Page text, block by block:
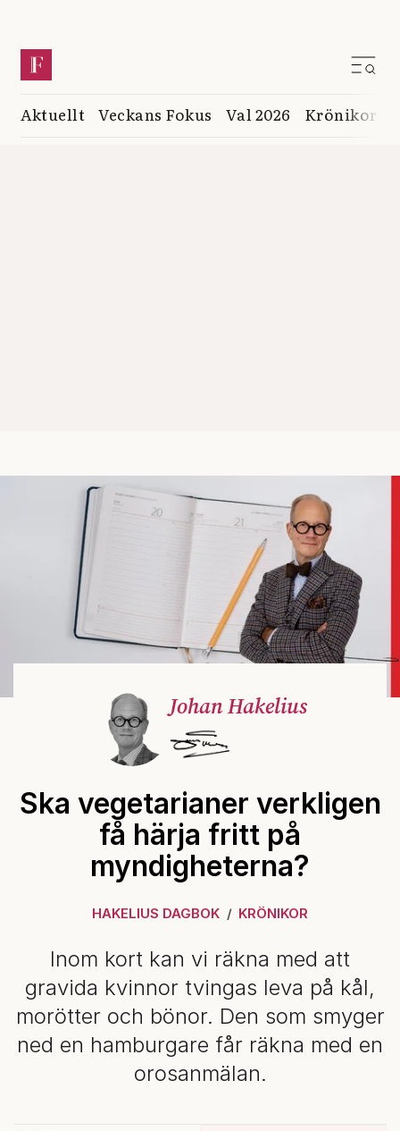
Aktuellt Veckans Fokus Val 2026 Krönikor
Johan Hakelius
Ska vegetarianer verkligen
få härja fritt på
myndigheterna?
HAKELIUS DAGBOK KRÖNIKOR
Inom kort kan vi räkna med att
gravida kvinnor tvingas leva på kål,
morötter och bönor. Den som smyger
ned en hamburgare får räkna med en
orosanmälan.